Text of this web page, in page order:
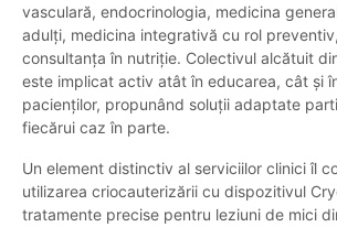
vasculară, endocrinologia, medicina
adulți, medicina integrativă cu rol
consultanța în nutriție. Colectivul alcătuit
este implicat activ atât în educarea, cât și
pacienților, propunând soluții adaptate
fiecărui caz în parte.
Un element distinctiv al serviciilor clinici îl
utilizarea criocauterizării cu dispozitivul
tratamente precise pentru leziuni de mici